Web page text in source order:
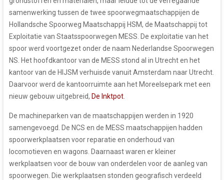
samenwerking tussen de twee spoorwegmaatschappijen de
Hollandsche Spoorweg Maatschappij HSM, de Maatschappij tot
Exploitatie van Staatsspoorwegen MESS. De exploitatie van het
spoor werd voortgezet onder de naam Nederlandse Spoorwegen
NS. Het hoofdkantoor van de MESS stond al in Utrecht en het
kantoor van de HIJSM verhuisde vanuit Amsterdam naar Utrecht.
Daarvoor werd de kantoorruimte aan het Moreelsepark met een
nieuw gebouw uitgebreid, De Inktpot.
De machineparken van de maatschappijen werden in 1920
samengevoegd. De NCS en de MESS maatschappijen hadden
spoorwerkplaatsen voor reparatie en onderhoud van
locomotieven en wagons. Daarnaast waren er kleiner
werkplaatsen voor de bouw van onderdelen voor de aanleg van
spoorwegen. Die werkplaatsen stonden geografisch verdeeld